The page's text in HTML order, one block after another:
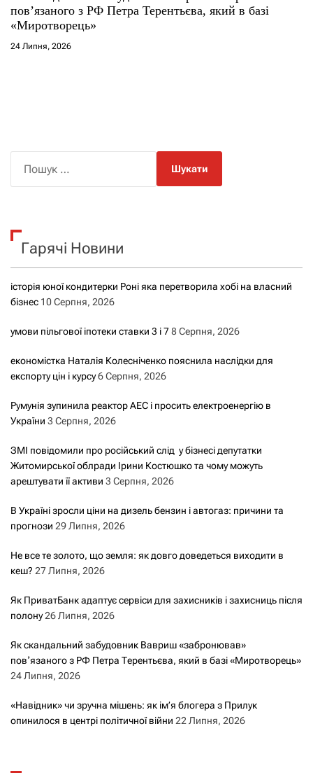
повʼязаного з РФ Петра Терентьєва, який в базі
«Миротворець»
24 Липня, 2026
к
Гарячі Новини
історія юної кондитерки Роні яка перетворила хобі на власний
бізнес 10 Серпня, 2026
умови пільгової іпотеки ставки 3 і 78 Серпня, 2026
економістка Наталія Колесніченко пояснила наслідки для
експорту цін і курсу6 Серпня, 2026
Румунія зупинила реактор АЕС і просить електроенергію в
України 3 Серпня, 2026
ЗМІ повідомили про російський слід у бізнесі депутатки
Житомирської облради Ірини Костюшко та чому можуть
арештувати її активи 3 Серпня, 2026
В Україні зросли ціни на дизель бензин і автогаз: причини та
прогнози 29 Липня, 2026
Не все те золото, що земля: як довго доведеться виходити в
кеш? 27 Липня, 2026
Як ПриватБанк адаптує сервіси для захисників і захисниць після
полону26 Липня, 2026
Як скандальний забудовник Вавриш «забронював»
повʼязаного з РФ Петра Терентьєва, який в базі «Миротворець»
24 Липня, 2026
«Навідник» чи зручна мішень: як ім’я блогера з Прилук
опинилося в центрі політичної війни 22 Липня, 2026